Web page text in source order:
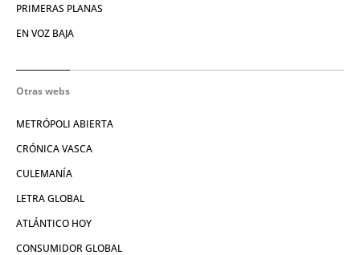
PRIMERAS PLANAS
EN VOZ BAJA
Otras webs
METRÓPOLI ABIERTA
CRÓNICA VASCA
CULEMANÍA
LETRA GLOBAL
ATLÁNTICO HOY
CONSUMIDOR GLOBAL